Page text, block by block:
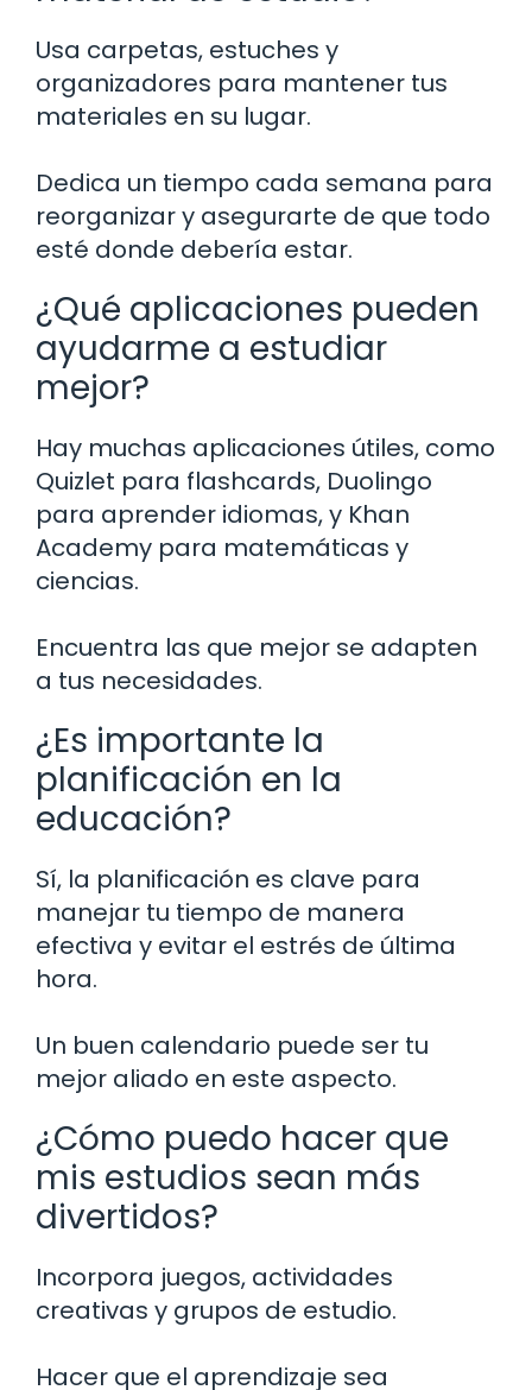
Usa carpetas, estuches y
organizadores para mantener tus
materiales en su lugar.
Dedica un tiempo cada semana para
reorganizar y asegurarte de que todo
esté donde debería estar.
¿Qué aplicaciones pueden
ayudarme a estudiar
mejor?
Hay muchas aplicaciones útiles, como
Quizlet para flashcards, Duolingo
para aprender idiomas, y Khan
Academy para matemáticas y
ciencias.
Encuentra las que mejor se adapten
a tus necesidades.
¿Es importante la
planificación en la
educación?
Sí, la planificación es clave para
manejar tu tiempo de manera
efectiva y evitar el estrés de última
hora.
Un buen calendario puede ser tu
mejor aliado en este aspecto.
¿Cómo puedo hacer que
mis estudios sean más
divertidos?
Incorpora juegos, actividades
creativas y grupos de estudio.
Hacer que el aprendizaje sea